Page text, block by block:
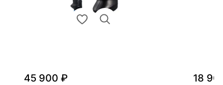
45 900 ₽ 18